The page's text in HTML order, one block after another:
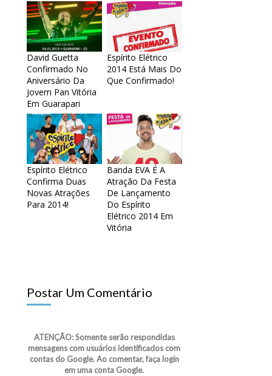
David Guetta
Confirmado No
Aniversário Da
Jovem Pan Vitória
Em Guarapari
Espírito Elétrico
2014 Está Mais Do
Que Confirmado!
Espírito Elétrico
Confirma Duas
Novas Atrações
Para 2014!
Banda EVA É A
Atração Da Festa
De Lançamento
Do Espírito
Elétrico 2014 Em
Vitória
Postar Um Comentário
ATENÇÃO: Somente serão respondidas
mensagens com usuários identificados com
contas do Google. Ao comentar, faça login
em uma conta Google.